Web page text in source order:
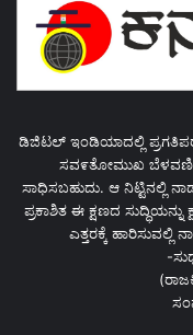
ಡಿಜಿಟಲ್ ಇಂಡಿಯಾದಲ್ಲಿ
ಸವ೯ತೋಮುಖ
ಸಾಧಿಸಬಹುದು. ಆ ನಿಟ್ಟಿನಲ್ಲಿ
ಪ್ರಕಾಶಿತ ಈ ಕ್ಷಣದ
ಎತ್ತರಕ್ಕೆ
-